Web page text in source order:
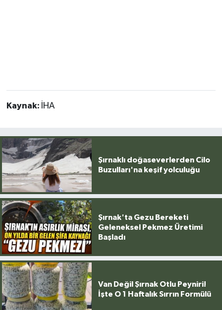
Kaynak: İHA
Şırnaklı doğaseverlerden Cilo
Buzulları'na keşif yolculuğu
Şırnak'ta Gezu Bereketi
Geleneksel Pekmez Üretimi
Başladı
Van Değil Şırnak Otlu Peyniri!
İşte O 1 Haftalık Sırrın Formülü